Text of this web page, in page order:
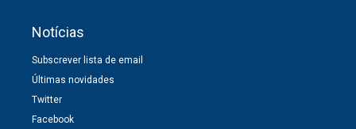
Notícias
Subscrever lista de email
Últimas novidades
Twitter
Facebook